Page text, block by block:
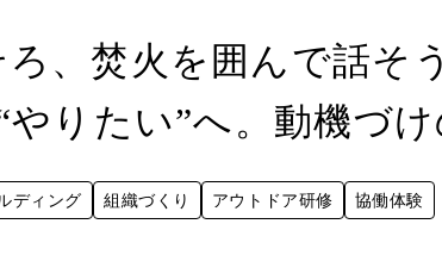
ろ、焚火を囲んで話そ
やりたい”へ。動機づ
ディング 組織づくり アウトドア研修 協働体験